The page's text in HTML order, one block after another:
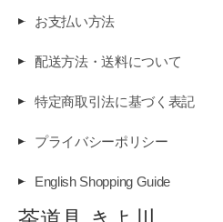
お支払い方法
配送方法・送料について
特定商取引法に基づく表記
プライバシーポリシー
English Shopping Guide